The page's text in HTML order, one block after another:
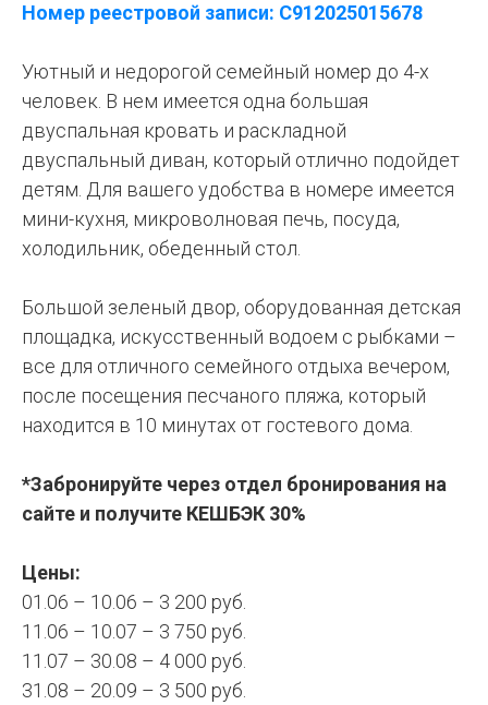
Номер реестровой записи: С912025015678
Уютный и недорогой семейный номер до 4-х
человек. В нем имеется одна большая
двуспальная кровать и раскладной
двуспальный диван, который отлично подойдет
детям. Для вашего удобства в номере имеется
мини-кухня, микроволновая печь, посуда,
холодильник, обеденный стол.
Большой зеленый двор, оборудованная детская
площадка, искусственный водоем с рыбками –
все для отличного семейного отдыха вечером,
после посещения песчаного пляжа, который
находится в 10 минутах от гостевого дома.
*Забронируйте через отдел бронирования на
сайте и получите КЕШБЭК 30%
Цены:
01.06 – 10.06 – 3 200 руб.
11.06 – 10.07 – 3 750 руб.
11.07 – 30.08 – 4 000 руб.
31.08 – 20.09 – 3 500 руб.